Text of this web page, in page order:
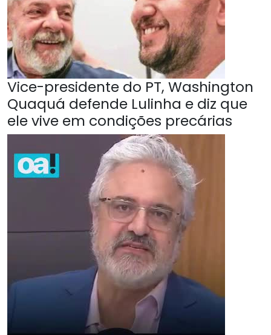
Vice-presidente do PT, Washington
Quaquá defende Lulinha e diz que
ele vive em condições precárias